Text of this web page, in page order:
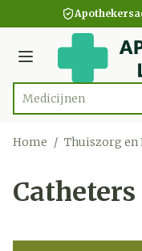
Ga naar de inhoud
Menu
Product, merk,
Home / Thuiszorg en
Catheters